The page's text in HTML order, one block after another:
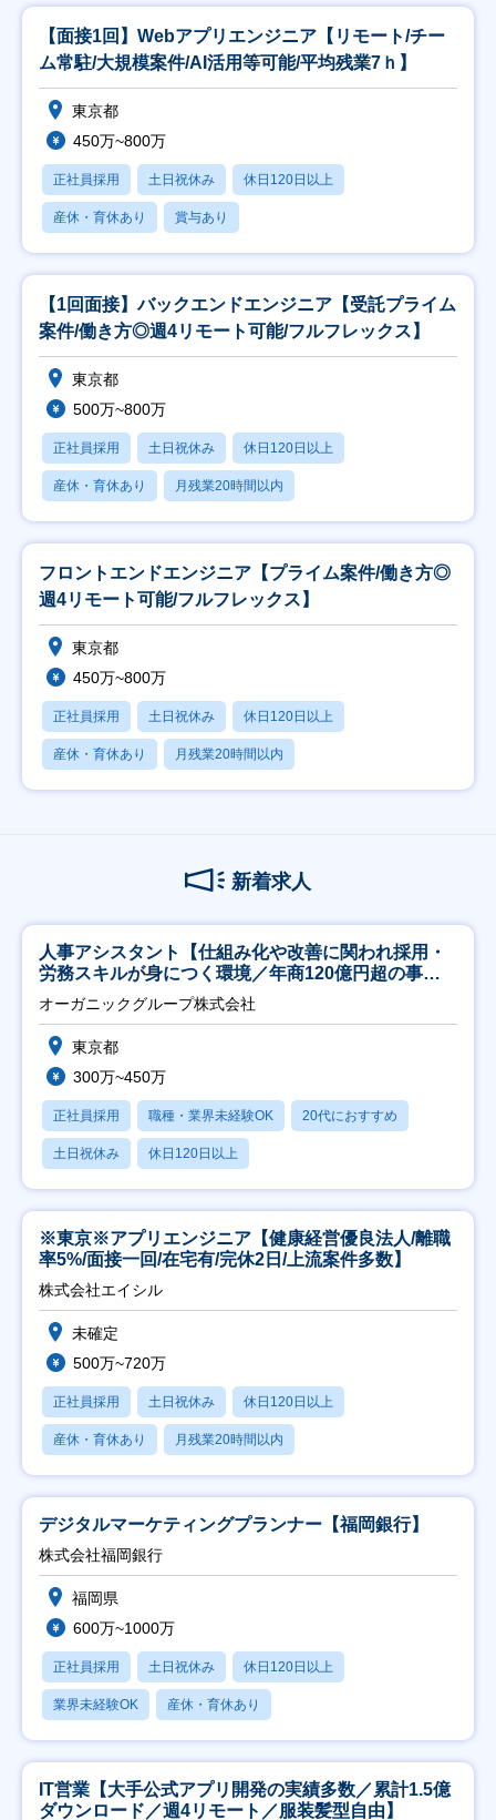
【面接1回】Webアプリエンジニア【リモート/チー
ム常駐/大規模案件/AI活用等可能/平均残業7ｈ】
東京都
450万~800万
正社員採用 土日祝休み 休日120日以上
産休・育休あり 賞与あり
【1回面接】バックエンドエンジニア【受託プライム
案件/働き方◎週4リモート可能/フルフレックス】
東京都
500万~800万
正社員採用 土日祝休み 休日120日以上
産休・育休あり 月残業20時間以内
フロントエンドエンジニア【プライム案件/働き方◎
週4リモート可能/フルフレックス】
東京都
450万~800万
正社員採用 土日祝休み 休日120日以上
産休・育休あり 月残業20時間以内
新着求人
人事アシスタント【仕組み化や改善に関われ採用・
労務スキルが身につく環境／年商120億円超の事業
会社】
オーガニックグループ株式会社
東京都
300万~450万
正社員採用 職種・業界未経験OK 20代におすすめ
土日祝休み 休日120日以上
※東京※アプリエンジニア【健康経営優良法人/離職
率5%/面接一回/在宅有/完休2日/上流案件多数】
株式会社エイシル
未確定
500万~720万
正社員採用 土日祝休み 休日120日以上
産休・育休あり 月残業20時間以内
デジタルマーケティングプランナー【福岡銀行】
株式会社福岡銀行
福岡県
600万~1000万
正社員採用 土日祝休み 休日120日以上
業界未経験OK 産休・育休あり
IT営業【大手公式アプリ開発の実績多数／累計1.5億
ダウンロード／週4リモート／服装髪型自由】